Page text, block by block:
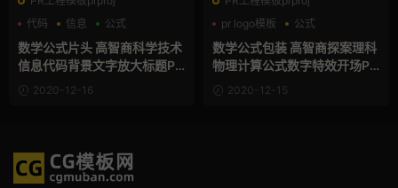
代码
信息 公式
数学公式片头 高智商科学技术
信息代码背景文字放大标题PR
模板 Technology Intro
2020-12-16
pr logo模板
公式
军事模板
数学公式包装 高智商探案理科
物理计算公式数字特效开场PR
模板 Science Slideshow
2020-12-15